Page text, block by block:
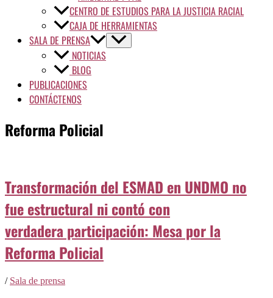
CENTRO DE ESTUDIOS PARA LA JUSTICIA RACIAL
CAJA DE HERRAMIENTAS
SALA DE PRENSA
NOTICIAS
BLOG
PUBLICACIONES
CONTÁCTENOS
Reforma Policial
Transformación del ESMAD en UNDMO no
fue estructural ni contó con
verdadera participación: Mesa por la
Reforma Policial
/ Sala de prensa